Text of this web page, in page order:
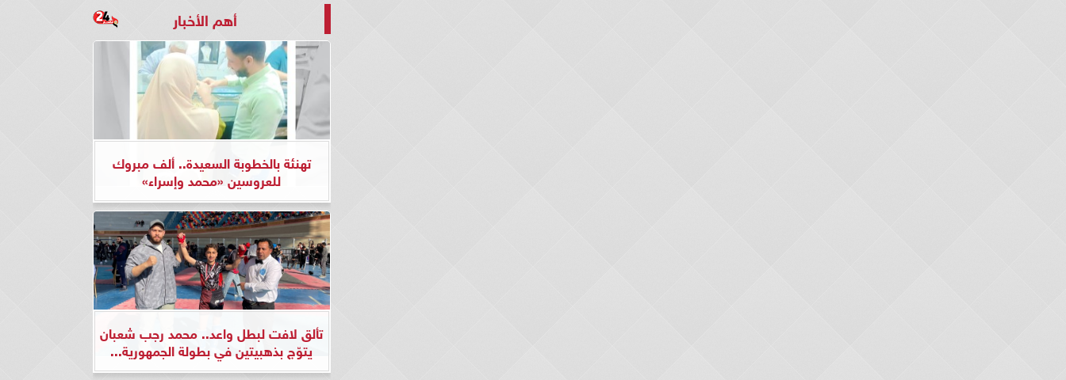
أهم الأخبار
تهنئة بالخطوبة السعيدة.. ألف مبروك
للعروسين «محمد وإسراء»
تألق لافت لبطل واعد.. محمد رجب شعبان
يتوّج بذهبيتين في بطولة الجمهورية...